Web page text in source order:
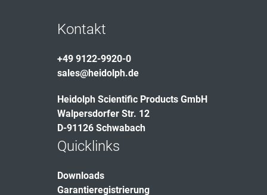
Kontakt
+49 9122-9920-0
sales@heidolph.de
Heidolph Scientific Products GmbH
Walpersdorfer Str. 12
D-91126 Schwabach
Quicklinks
Downloads
Garantieregistrierung